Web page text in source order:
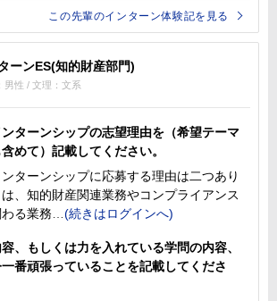
この先輩のインターン体験記を見る
ーンES(知的財産部門)
男性 / 文理：文系
ターンシップの志望理由を（希望テーマ
めて）記載してください。
ターンシップに応募する理由は二つあり
、知的財産関連業務やコンプライアンス
る業務
、もしくは力を入れている学問の内容、
番頑張っていることを記載してくださ